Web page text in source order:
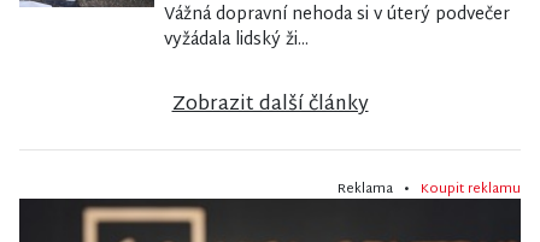
Vážná dopravní nehoda si v úterý podvečer
vyžádala lidský ži...
Zobrazit další články
Reklama • Koupit reklamu